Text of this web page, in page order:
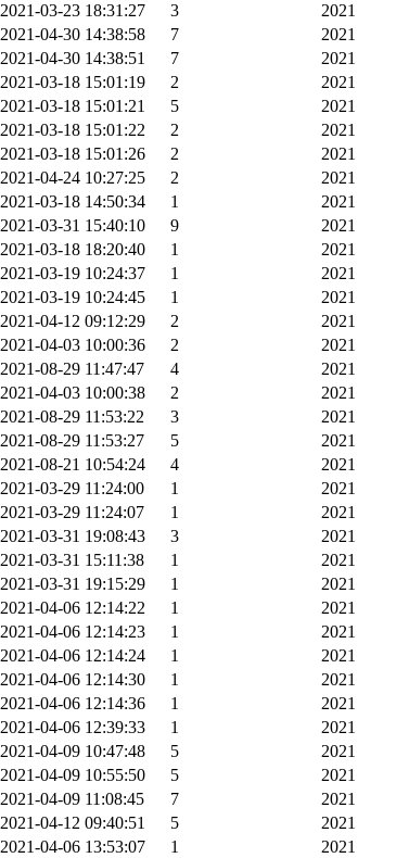
2021-03-23 18:31:27 3 2021
2021-04-30 14:38:58 7 2021
2021-04-30 14:38:51 7 2021
2021-03-18 15:01:19 2 2021
2021-03-18 15:01:21 5 2021
2021-03-18 15:01:22 2 2021
2021-03-18 15:01:26 2 2021
2021-04-24 10:27:25 2 2021
2021-03-18 14:50:34 1 2021
2021-03-31 15:40:10 9 2021
2021-03-18 18:20:40 1 2021
2021-03-19 10:24:37 1 2021
2021-03-19 10:24:45 1 2021
2021-04-12 09:12:29 2 2021
2021-04-03 10:00:36 2 2021
2021-08-29 11:47:47 4 2021
2021-04-03 10:00:38 2 2021
2021-08-29 11:53:22 3 2021
2021-08-29 11:53:27 5 2021
2021-08-21 10:54:24 4 2021
2021-03-29 11:24:00 1 2021
2021-03-29 11:24:07 1 2021
2021-03-31 19:08:43 3 2021
2021-03-31 15:11:38 1 2021
2021-03-31 19:15:29 1 2021
2021-04-06 12:14:22 1 2021
2021-04-06 12:14:23 1 2021
2021-04-06 12:14:24 1 2021
2021-04-06 12:14:30 1 2021
2021-04-06 12:14:36 1 2021
2021-04-06 12:39:33 1 2021
2021-04-09 10:47:48 5 2021
2021-04-09 10:55:50 5 2021
2021-04-09 11:08:45 7 2021
2021-04-12 09:40:51 5 2021
2021-04-06 13:53:07 1 2021